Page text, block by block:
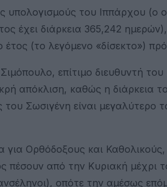
υπολογισμούς του Ιππάρχου (ο
έχει διάρκεια 365,242
(το λεγόμενο «δίσεκτο»)
επίτιμο διευθυντή
απόκλιση, καθώς η διάρκεια
Σωσιγένη είναι μεγαλύτερο
Ορθόδοξους και
από την Κυριακή μέχρι
οπότε την αμέσως